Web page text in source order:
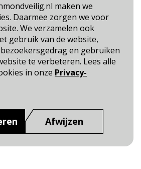
maken we
Daarmee zorgen we voor
We verzamelen ook
gebruik van de website,
en gebruiken
te verbeteren. Lees alle
in onze Privacy-
Afwijzen
Veiligheidsregio Rotterdam-